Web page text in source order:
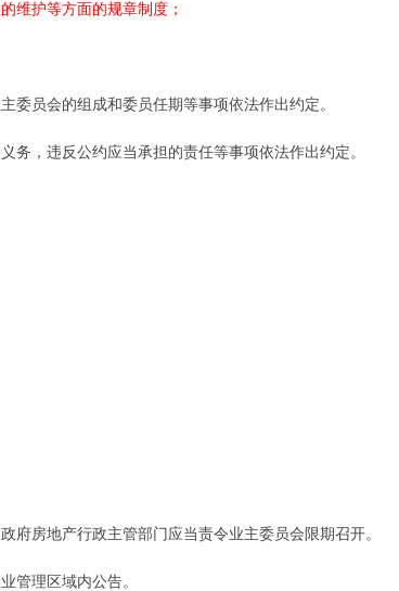
维护等方面的规章制度；
员会的组成和委员任期等事项依法作出约定。
，违反公约应当承担的责任等事项依法作出约定。
房地产行政主管部门应当责令业主委员会限期召开。
管理区域内公告。